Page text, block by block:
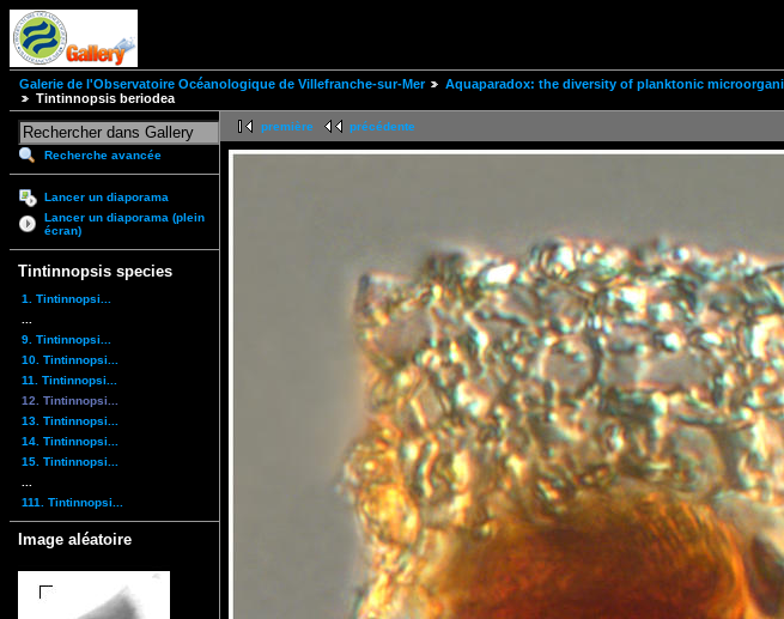
Galerie de l'Observatoire Océanologique de Villefranche-sur-Mer Aquaparadox: the diversity of planktonic
Tintinnopsis beriodea
Recherche avancée
Lancer un diaporama
Lancer un diaporama (plein
écran)
Tintinnopsis species
1. Tintinnopsi...
9. Tintinnopsi...
10. Tintinnopsi...
11. Tintinnopsi...
12. Tintinnopsi...
13. Tintinnopsi...
14. Tintinnopsi...
15. Tintinnopsi...
111. Tintinnopsi...
Image aléatoire
première précédente